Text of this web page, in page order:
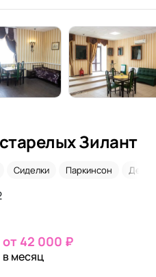
Зилант
Сиделки Паркинсон
от 42 000 ₽
в месяц